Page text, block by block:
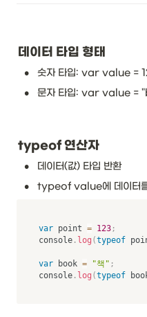
데이터 타입 형태
• 숫자 타입: var value =
• 문자 타입: var value =
typeof 연산자
• 데이터(값) 타입 반환
• typeof value에 데이터
var point = 123 ;
console . log (typeof
var book = "책" ;
console . log (typeof